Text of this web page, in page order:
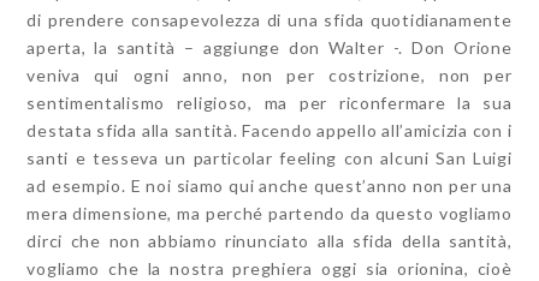
di prendere consapevolezza di una sfida quotidianamente
aperta, la santità – aggiunge don Walter -. Don Orione
veniva qui ogni anno, non per costrizione, non per
sentimentalismo religioso, ma per riconfermare la sua
destata sfida alla santità. Facendo appello all’amicizia con i
santi e tesseva un particolar feeling con alcuni San Luigi
ad esempio. E noi siamo qui anche quest’anno non per una
mera dimensione, ma perché partendo da questo vogliamo
dirci che non abbiamo rinunciato alla sfida della santità,
vogliamo che la nostra preghiera oggi sia orionina, cioè